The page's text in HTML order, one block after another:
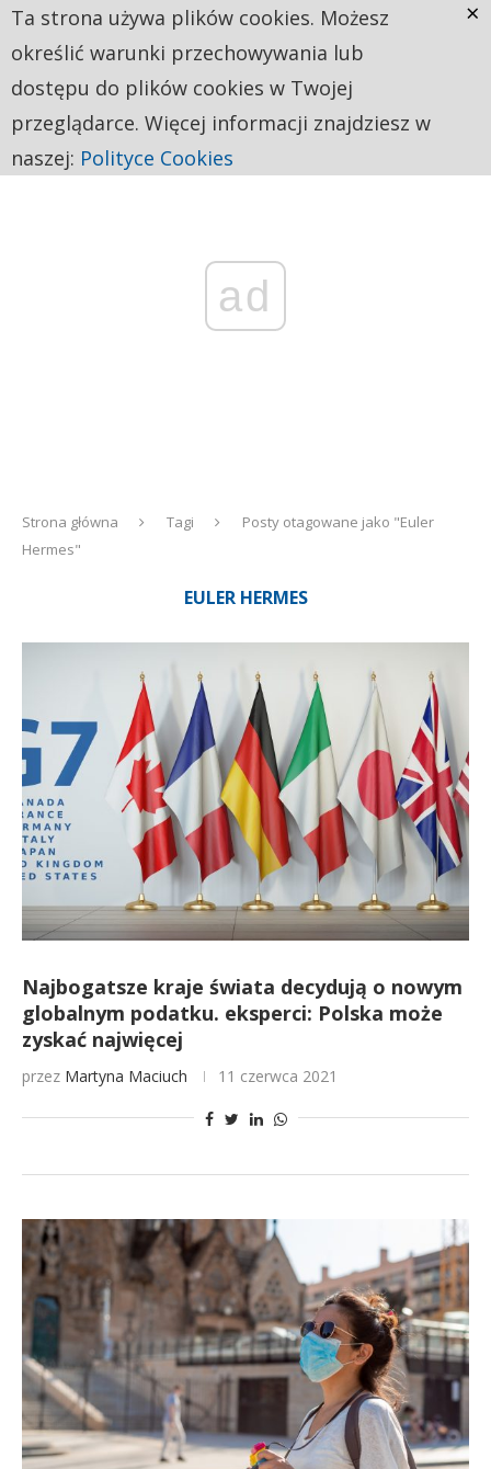
ad
Strona główna Tagi
Posty otagowane jako "Euler
Hermes"
EULER HERMES
Najbogatsze kraje świata decydują o nowym
globalnym podatku. eksperci: Polska może
zyskać najwięcej
przez Martyna Maciuch 11 czerwca 2021
Ta strona używa plików cookies. Możesz
określić warunki przechowywania lub
dostępu do plików cookies w Twojej
przeglądarce. Więcej informacji znajdziesz w
naszej: Polityce Cookies
×